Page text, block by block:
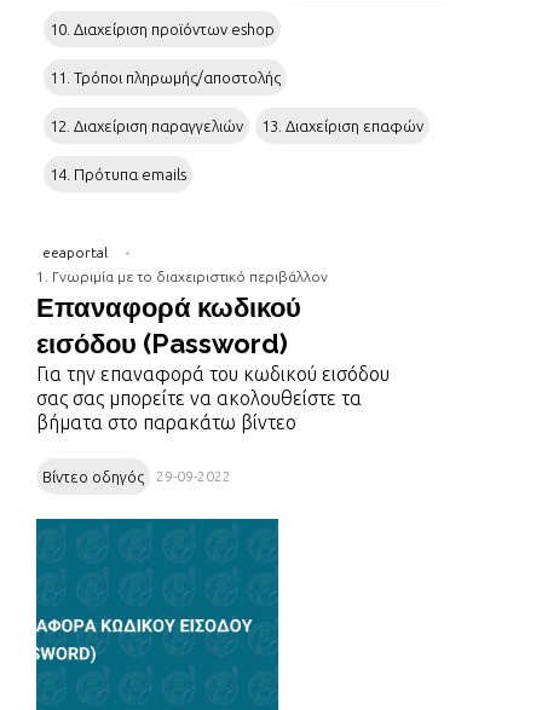
10. Διαχείριση προϊόντων eshop
11. Τρόποι πληρωμής/αποστολής
12. Διαχείριση παραγγελιών 13. Διαχείριση επαφών
14. Πρότυπα emails
eeaportal
1. Γνωριμία με το διαχειριστικό περιβάλλον
Επαναφορά κωδικού
εισόδου (Password)
Για την επαναφορά του κωδικού εισόδου
σας σας μπορείτε να ακολουθείστε τα
βήματα στο παρακάτω βίντεο
Βίντεο οδηγός 29-09-2022